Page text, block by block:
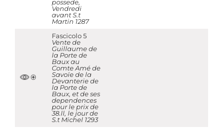
possede,
Vendredi
avant S.t
Martin 1287
Fascicolo 5
Vente de
Guillaume de
la Porte de
Baux au
Comte Amé de
Savoïe de la
Devanterie de
la Porte de
Baux, et de ses
dependences
pour le prix de
38.ll, le jour de
S.t Michel 1293